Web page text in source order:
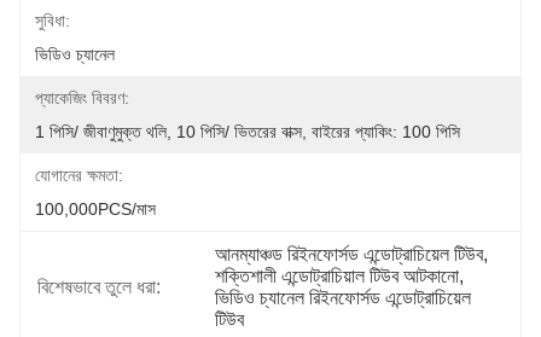
সুবিধা:
ভিডিও চ্যানেল
প্যাকেজিং বিবরণ:
1 পিসি/ জীবাণুমুক্ত থলি, 10 পিসি/ ভিতরের বাক্স, বাইরের প্যাকিং: 100 পিসি
যোগানের ক্ষমতা:
100,000PCS/মাস
বিশেষভাবে তুলে ধরা:
আনম্যাঞ্চড রিইনফোর্সড এন্ডোট্রাচিয়েল টিউব,
শক্তিশালী এন্ডোট্রাচিয়াল টিউব আটকানো,
ভিডিও চ্যানেল রিইনফোর্সড এন্ডোট্রাচিয়েল
টিউব